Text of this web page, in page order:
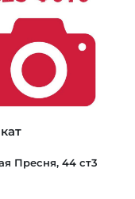
Пресня, 44 ст3